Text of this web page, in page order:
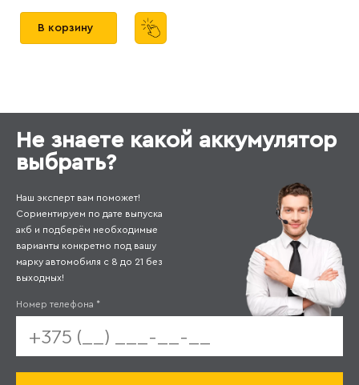
В корзину
Не знаете какой аккумулятор
выбрать?
Наш эксперт вам поможет!
Сориентируем по дате выпуска
акб и подберём необходимые
варианты конкретно под вашу
марку автомобиля с 8 до 21 без
выходных!
Номер телефона *